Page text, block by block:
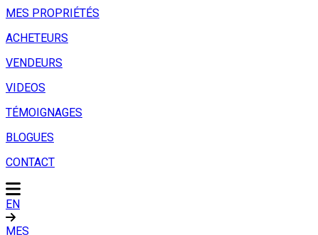
MES PROPRIÉTÉS
ACHETEURS
VENDEURS
VIDEOS
TÉMOIGNAGES
BLOGUES
CONTACT
EN
MES